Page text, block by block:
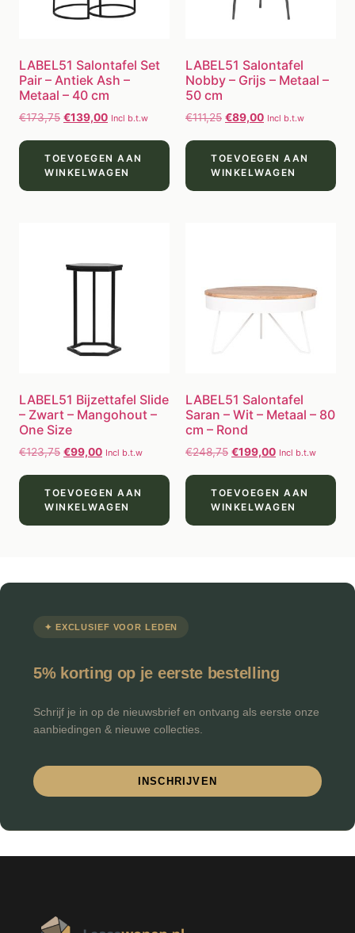
LABEL51 Salontafel Set
Pair – Antiek Ash –
Metaal – 40 cm
€173,75 €139,00 Incl b.t.w
TOEVOEGEN AAN
WINKELWAGEN
LABEL51 Salontafel
Nobby – Grijs – Metaal –
50 cm
€111,25 €89,00 Incl b.t.w
TOEVOEGEN AAN
WINKELWAGEN
LABEL51 Bijzettafel Slide
– Zwart – Mangohout –
One Size
€123,75 €99,00 Incl b.t.w
TOEVOEGEN AAN
WINKELWAGEN
LABEL51 Salontafel
Saran – Wit – Metaal – 80
cm – Rond
€248,75 €199,00 Incl b.t.w
TOEVOEGEN AAN
WINKELWAGEN
✦ EXCLUSIEF VOOR LEDEN
5% korting op je eerste bestelling
Schrijf je in op de nieuwsbrief en ontvang als eerste onze
aanbiedingen & nieuwe collecties.
INSCHRIJVEN